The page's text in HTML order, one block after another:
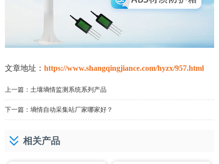
文章地址： https://www.shangqingjiance.com/hyzx/957.html
上一篇： 土壤墒情监测系统系列产品
下一篇： 墒情自动采集站厂家哪家好？
相关产品